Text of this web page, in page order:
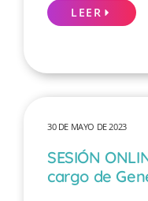
LEER
30 DE MAYO DE 2023
SESIÓN
cargo de